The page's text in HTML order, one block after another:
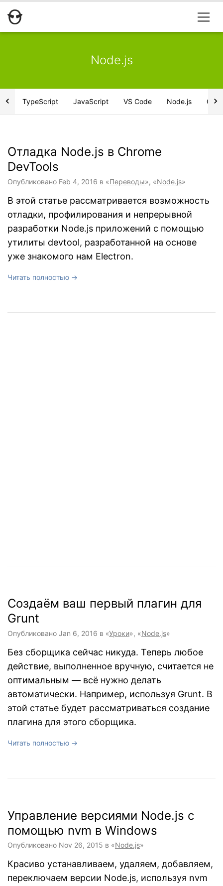
Node.js
TypeScript JavaScript VS Code Node.js CSS
Отладка Node.js в Chrome
DevTools
Опубликовано Feb 4, 2016 в «Переводы», «Node.js»
В этой статье рассматривается возможность
отладки, профилирования и непрерывной
разработки Node.js приложений с помощью
утилиты devtool, разработанной на основе
уже знакомого нам Electron.
Читать полностью →
Создаём ваш первый плагин для
Grunt
Опубликовано Jan 6, 2016 в «Уроки», «Node.js»
Без сборщика сейчас никуда. Теперь любое
действие, выполненное вручную, считается не
оптимальным — всё нужно делать
автоматически. Например, используя Grunt. В
этой статье будет рассматриваться создание
плагина для этого сборщика.
Читать полностью →
Управление версиями Node.js с
помощью nvm в Windows
Опубликовано Nov 26, 2015 в «Node.js»
Красиво устанавливаем, удаляем, добавляем,
переключаем версии Node.js, используя nvm